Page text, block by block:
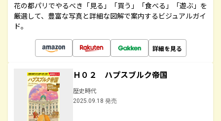
花の都パリでやるべき「見る」「買う」「食べる」「遊ぶ」を
厳選して、豊富な写真と詳細な図解で案内するビジュアルガイ
ド。
詳細を見る
Ｈ０２ ハプスブルク帝国
歴史時代
2025.09.18 発売